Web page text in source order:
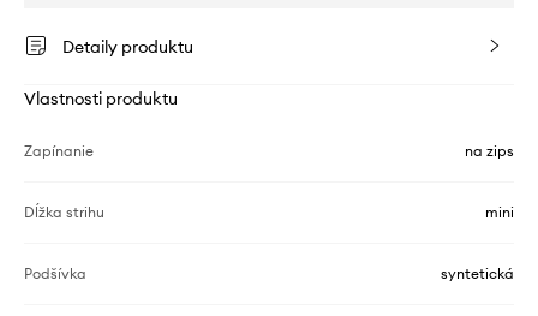
Detaily produktu
Vlastnosti produktu
Zapínanie na zips
Dĺžka strihu mini
Podšívka syntetická